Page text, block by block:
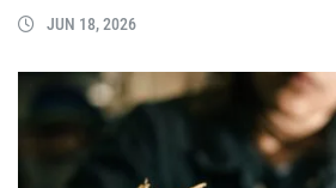
JUN 18, 2026